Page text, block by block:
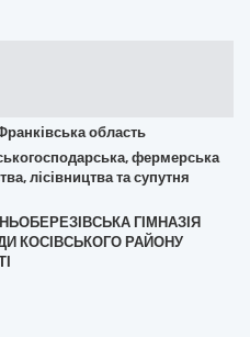
Франківська область
фермерська
лісівництва та супутня
ГІМНАЗІЯ
КОСІВСЬКОГО РАЙОНУ